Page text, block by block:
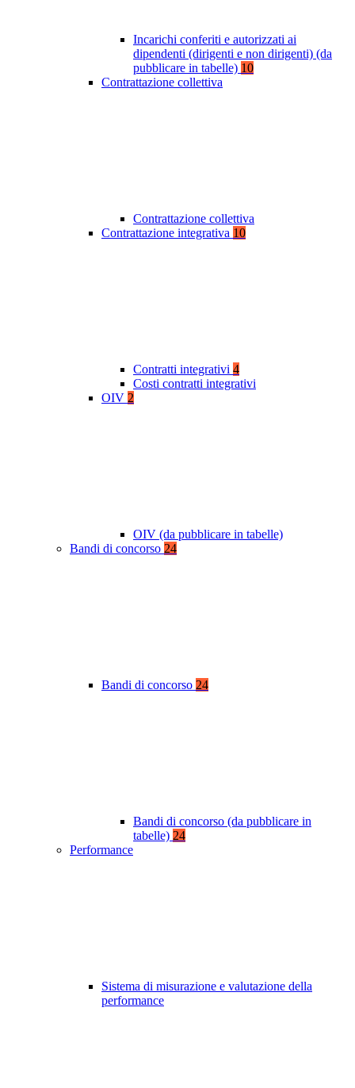
Incarichi conferiti e autorizzati ai
dipendenti (dirigenti e non dirigenti) (da
pubblicare in tabelle) 10
Contrattazione collettiva
Contrattazione collettiva
Contrattazione integrativa 10
Contratti integrativi 4
Costi contratti integrativi
OIV 2
OIV (da pubblicare in tabelle)
Bandi di concorso 24
Bandi di concorso 24
Bandi di concorso (da pubblicare in
tabelle) 24
Performance
Sistema di misurazione e valutazione della
performance